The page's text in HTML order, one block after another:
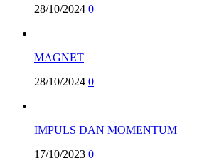
28/10/2024 0
MAGNET
28/10/2024 0
IMPULS DAN MOMENTUM
17/10/2023 0